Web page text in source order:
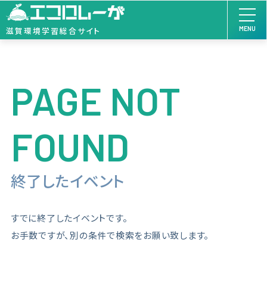
滋賀環境学習総合サイト MENU
PAGE NOT
FOUND
終了したイベント
すでに終了したイベントです。
お手数ですが、別の条件で検索をお願い致します。